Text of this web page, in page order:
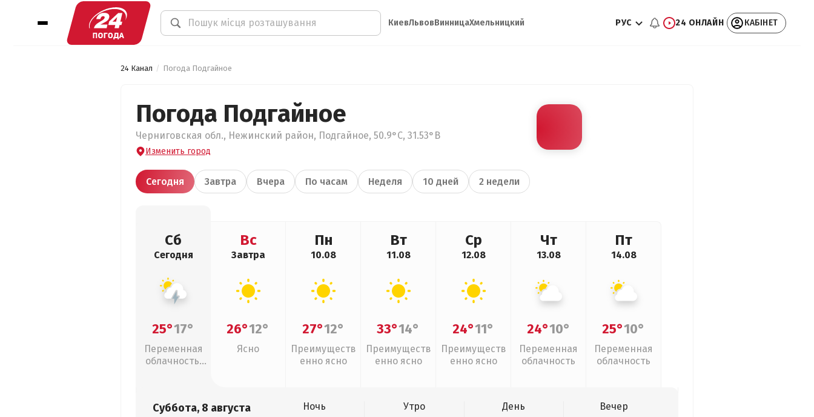
КиевЛьвовВинницаХмельницкий РУС 24 ОНЛАЙН КАБІНЕТ
24 Канал Погода Подгайное
Погода Подгайное
Черниговская обл., Нежинский район, Подгайное, 50.9°С, 31.53°В
Изменить город
Сегодня Завтра Вчера По часам Неделя 10 дней 2 недели
Сб
Сегодня
25°17°
Переменная
облачность,
Вс
Завтра
26°12°
Ясно
Пн
10.08
27°12°
Преимуществ
енно ясно
Вт
11.08
33°14°
Преимуществ
енно ясно
Ср
12.08
24°11°
Преимуществ
енно ясно
Чт
13.08
24°10°
Переменная
облачность
Пт
14.08
25°10°
Переменная
облачность
Суббота, 8 августа Ночь Утро День
Вечер